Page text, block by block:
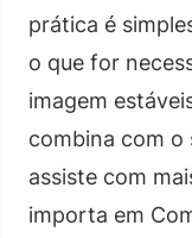
prática é
o que for
imagem
combina com o
assiste com
importa em